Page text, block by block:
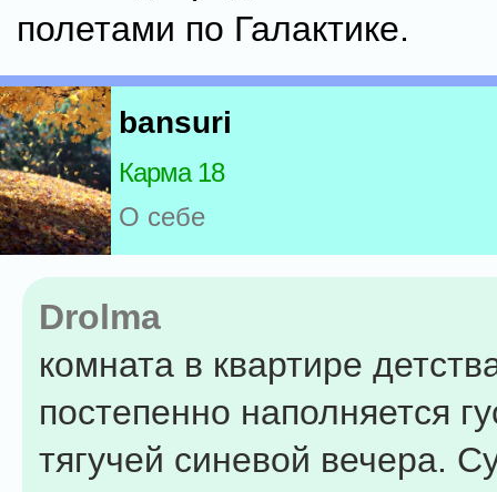
полетами по Галактике.
bansuri
Карма 18
О себе
Drolma
комната в квартире
постепенно наполняется
тягучей синевой вечера.